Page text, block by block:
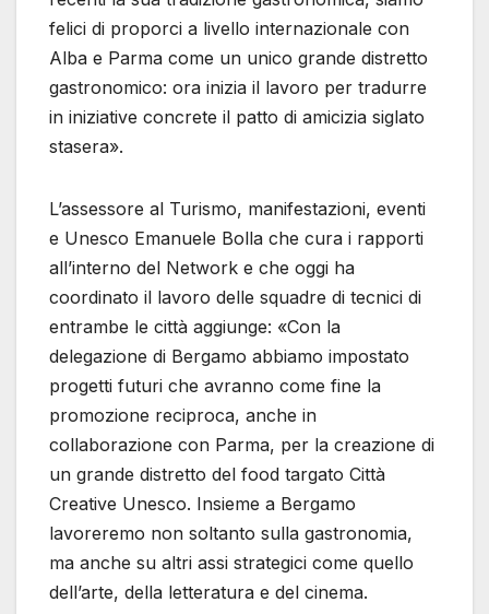
felici di proporci a livello internazionale con
Alba e Parma come un unico grande distretto
gastronomico: ora inizia il lavoro per tradurre
in iniziative concrete il patto di amicizia siglato
stasera».
L’assessore al Turismo, manifestazioni, eventi
e Unesco Emanuele Bolla che cura i rapporti
all’interno del Network e che oggi ha
coordinato il lavoro delle squadre di tecnici di
entrambe le città aggiunge: «Con la
delegazione di Bergamo abbiamo impostato
progetti futuri che avranno come fine la
promozione reciproca, anche in
collaborazione con Parma, per la creazione di
un grande distretto del food targato Città
Creative Unesco. Insieme a Bergamo
lavoreremo non soltanto sulla gastronomia,
ma anche su altri assi strategici come quello
dell’arte, della letteratura e del cinema.